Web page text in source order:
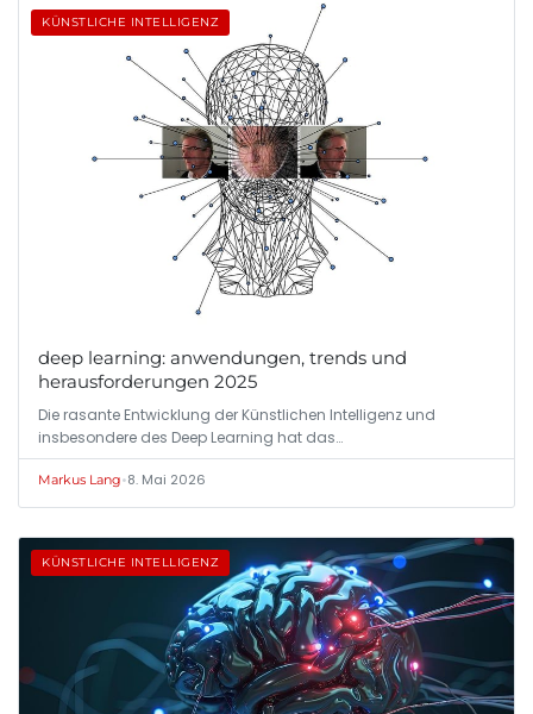
KÜNSTLICHE INTELLIGENZ
deep learning: anwendungen, trends und
herausforderungen 2025
Die rasante Entwicklung der Künstlichen Intelligenz und
insbesondere des Deep Learning hat das…
Markus Lang•8. Mai 2026
KÜNSTLICHE INTELLIGENZ